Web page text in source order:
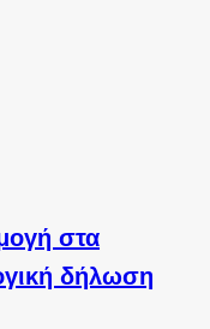
στα
δήλωση